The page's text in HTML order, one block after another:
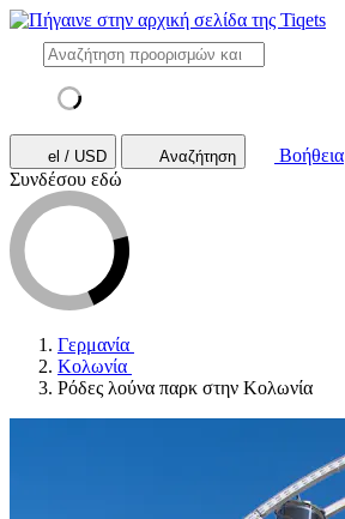
el / USD Αναζήτηση
Βοήθεια
Συνδέσου εδώ
Γερμανία
Κολωνία
Ρόδες λούνα παρκ στην Κολωνία